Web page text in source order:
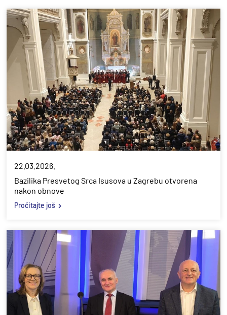
22.03.2026.
Bazilika Presvetog Srca Isusova u Zagrebu otvorena
nakon obnove
Pročitajte još